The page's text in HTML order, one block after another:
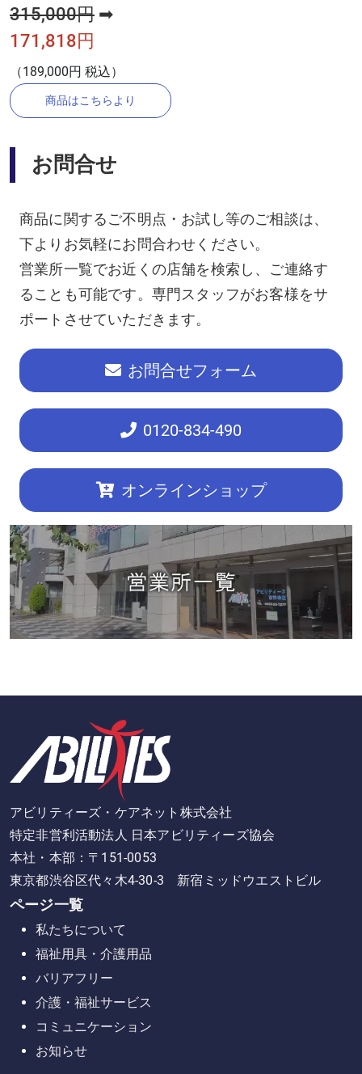
315,000円 ➡
171,818円
（189,000円 税込）
商品はこちらより
お問合せ
商品に関するご不明点・お試し等のご相談は、
下よりお気軽にお問合わせください。
営業所一覧でお近くの店舗を検索し、ご連絡す
ることも可能です。専門スタッフがお客様をサ
ポートさせていただきます。
お問合せフォーム
0120-834-490
オンラインショップ
アビリティーズ・ケアネット株式会社
特定非営利活動法人 日本アビリティーズ協会
本社・本部：〒151-0053
東京都渋谷区代々木4-30-3 新宿ミッドウエストビル
ページ一覧
私たちについて
福祉用具・介護用品
バリアフリー
介護・福祉サービス
コミュニケーション
お知らせ